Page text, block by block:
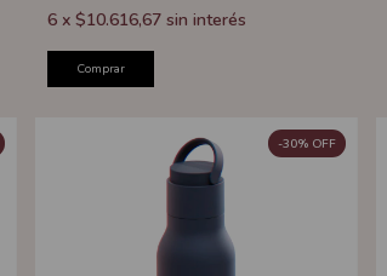
6 x $10.616,67 sin interés
Comprar
-30% OFF